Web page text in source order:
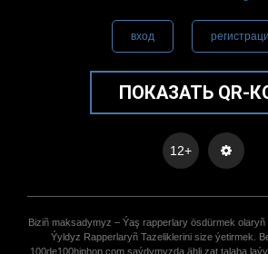
вход
ПОКАЗАТЬ QR-
12+
Biziñ maksadymyz – Ýaş rapperlary ösdürmek olaryñ
Ýyldyz Rapperlaryñ Tazeliklerini size ýetirmek.
100de100hiphop.com saýdymyzda ähli zat talaba